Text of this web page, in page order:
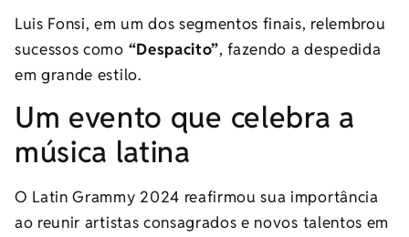
Luis Fonsi, em um dos segmentos finais, relembrou
sucessos como “Despacito”, fazendo a despedida
em grande estilo.
Um evento que celebra a
música latina
O Latin Grammy 2024 reafirmou sua importância
ao reunir artistas consagrados e novos talentos em